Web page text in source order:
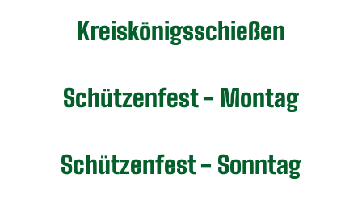
Kreiskönigsschießen
Schützenfest - Montag
Schützenfest - Sonntag